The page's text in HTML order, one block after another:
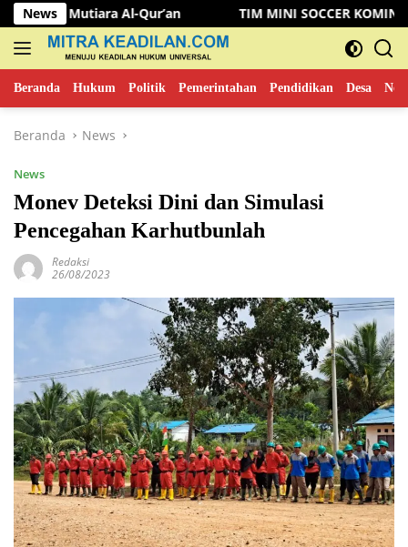
Langsung
ke
konten
News
Al-Qur’an TIM MINI SOCCER KOMINFO MUSI
Beranda Hukum Politik Pemerintahan Pendidikan Desa
Beranda News
News
Monev Deteksi Dini dan Simulasi
Pencegahan Karhutbunlah
Redaksi
26/08/2023